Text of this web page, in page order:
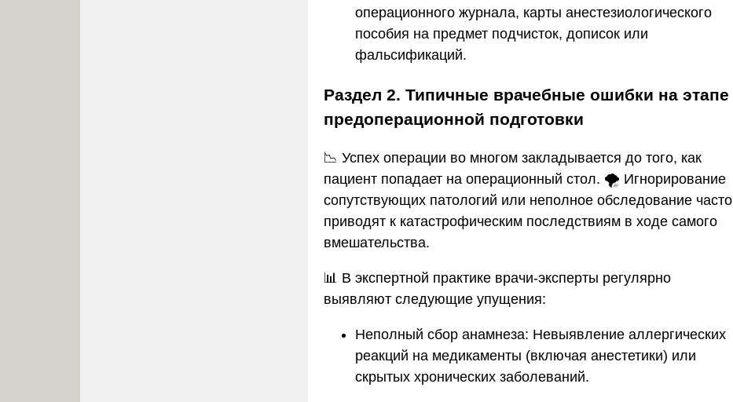
операционного журнала, карты анестезиологического
пособия на предмет подчисток, дописок или
фальсификаций.
Раздел 2. Типичные врачебные ошибки на этапе
предоперационной подготовки
📉 Успех операции во многом закладывается до того, как
пациент попадает на операционный стол. 🌪️ Игнорирование
сопутствующих патологий или неполное обследование часто
приводят к катастрофическим последствиям в ходе самого
вмешательства.
📊 В экспертной практике врачи-эксперты регулярно
выявляют следующие упущения:
Неполный сбор анамнеза: Невыявление аллергических
реакций на медикаменты (включая анестетики) или
скрытых хронических заболеваний.